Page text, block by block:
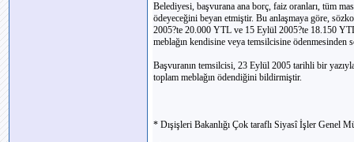
Belediyesi, başvurana ana borç, faiz oranları, tüm
ödeyeceğini beyan etmiştir. Bu anlaşmaya göre,
2005?te 20.000 YTL ve 15 Eylül 2005?te 18.150
meblağın kendisine veya temsilcisine ödenmesinden
Başvuranın temsilcisi, 23 Eylül 2005 tarihli bir
toplam meblağın ödendiğini bildirmiştir.
* Dışişleri Bakanlığı Çok taraflı Siyasî İşler Genel